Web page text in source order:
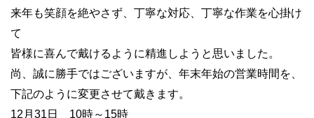
来年も笑顔を絶やさず、丁寧な対応、丁寧な作業を心掛け
て
皆様に喜んで戴けるように精進しようと思いました。
尚、誠に勝手ではございますが、年末年始の営業時間を、
下記のように変更させて戴きます。
12月31日 10時～15時